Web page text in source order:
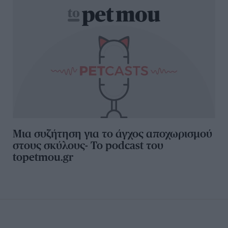
Μια συζήτηση για το άγχος αποχωρισμού
στους σκύλους- Το podcast του
topetmou.gr